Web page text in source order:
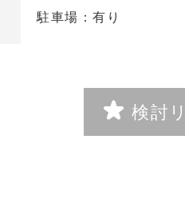
駐車場：有り
検討